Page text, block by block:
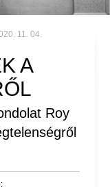
11. 04.
A
Roy